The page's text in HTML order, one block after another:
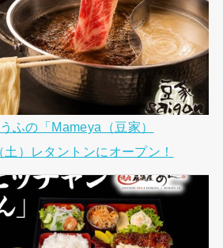
ふの「Mameya（豆家）
）レタントンにオープン！